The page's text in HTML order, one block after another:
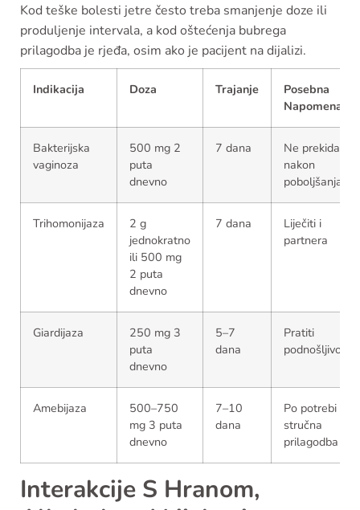
Kod teške bolesti jetre često treba smanjenje doze ili
produljenje intervala, a kod oštećenja bubrega
prilagodba je rjeđa, osim ako je pacijent na dijalizi.
Indikacija Doza Trajanje
Posebna
Napomena
Bakterijska
vaginoza
500 mg 2
puta
dnevno
7 dana
Ne prekidati
nakon
poboljšanja
Trihomonijaza
2 g
jednokratno
ili 500 mg
2 puta
dnevno
7 dana
Liječiti i
partnera
Giardijaza
250 mg 3
puta
dnevno
5–7
dana
Pratiti
podnošljivost
Amebijaza
500–750
mg 3 puta
dnevno
7–10
dana
Po potrebi
stručna
prilagodba
Interakcije S Hranom,